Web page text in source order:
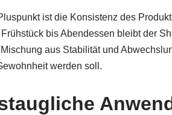
ist die Konsistenz des
bis Abendessen bleibt der
aus Stabilität und
werden soll.